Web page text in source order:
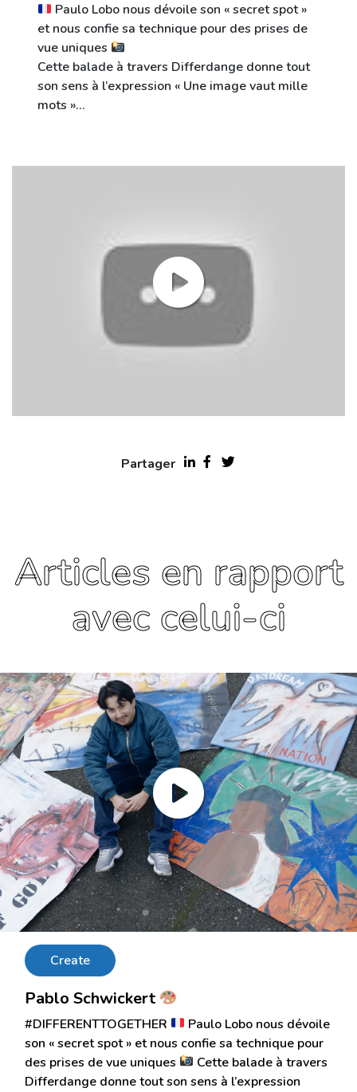
Paulo Lobo nous dévoile son « secret spot »
et nous confie sa technique pour des prises de
vue uniques
Cette balade à travers Differdange donne tout
son sens à l’expression « Une image vaut mille
mots »…
Partager
Articles en rapport
avec celui-ci
Create
Pablo Schwickert
#DIFFERENTTOGETHER
Paulo Lobo nous dévoile
son « secret spot » et nous confie sa technique pour
des prises de vue uniques
Cette balade à travers
Differdange donne tout son sens à l’expression